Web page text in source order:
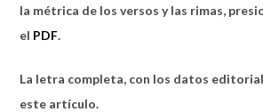
la métrica de los versos y las rimas,
el PDF.
La letra completa, con los datos
este artículo.